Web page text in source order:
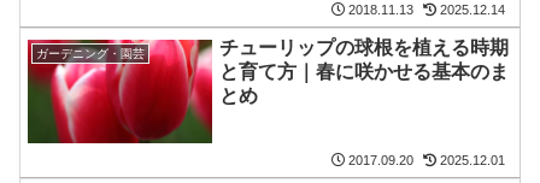
2018.11.13 2025.12.14
ガーデニング・園芸
チューリップの球根を植える時期
と育て方｜春に咲かせる基本のま
とめ
2017.09.20 2025.12.01